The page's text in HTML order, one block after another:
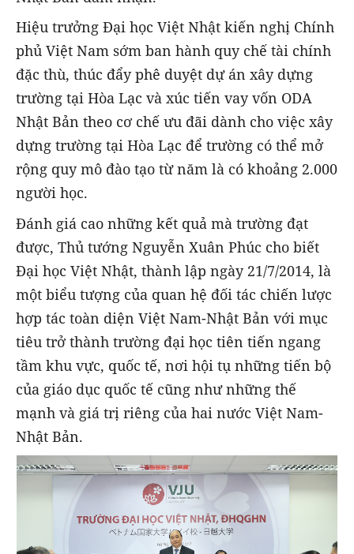
Hiệu trưởng Đại học Việt Nhật kiến nghị Chính
phủ Việt Nam sớm ban hành quy chế tài chính
đặc thù, thúc đẩy phê duyệt dự án xây dựng
trường tại Hòa Lạc và xúc tiến vay vốn ODA
Nhật Bản theo cơ chế ưu đãi dành cho việc xây
dựng trường tại Hòa Lạc để trường có thể mở
rộng quy mô đào tạo từ năm là có khoảng 2.000
người học.
Đánh giá cao những kết quả mà trường đạt
được, Thủ tướng Nguyễn Xuân Phúc cho biết
Đại học Việt Nhật, thành lập ngày 21/7/2014, là
một biểu tượng của quan hệ đối tác chiến lược
hợp tác toàn diện Việt Nam-Nhật Bản với mục
tiêu trở thành trường đại học tiên tiến ngang
tầm khu vực, quốc tế, nơi hội tụ những tiến bộ
của giáo dục quốc tế cũng như những thế
mạnh và giá trị riêng của hai nước Việt Nam-
Nhật Bản.